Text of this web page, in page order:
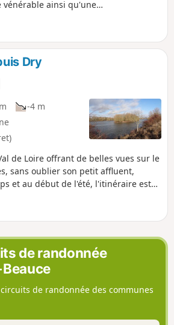
vénérable ainsi qu'une
qui est une
Sologne.
Dry
-4 m
de Loire offrant de belles vues sur le
sans oublier son petit affluent,
et au début de l'été, l'itinéraire est
de randonnée
de randonnée des communes